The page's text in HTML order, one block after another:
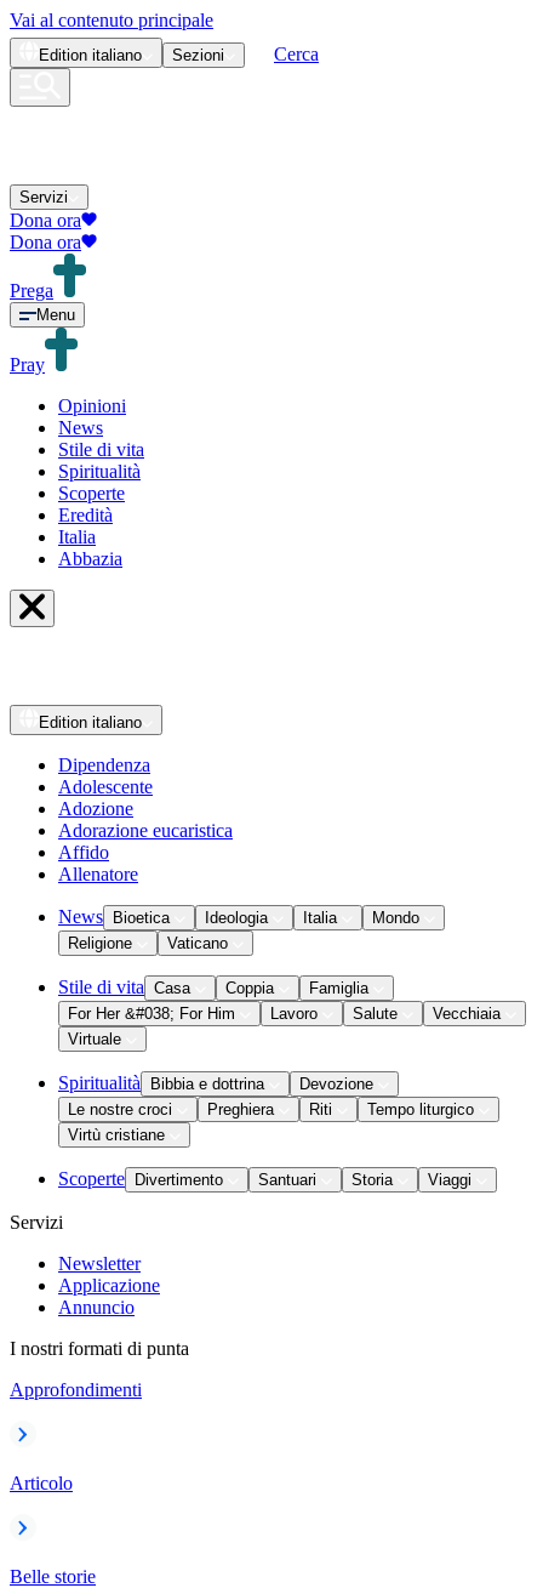
Vai al contenuto principale
Edition italiano Sezioni Cerca
Servizi
Dona ora
Dona ora
Prega
Menu
Pray
Opinioni
News
Stile di vita
Spiritualità
Scoperte
Eredità
Italia
Abbazia
Edition italiano
Dipendenza
Adolescente
Adozione
Adorazione eucaristica
Affido
Allenatore
News Bioetica Ideologia Italia
Mondo
Religione
Vaticano
Stile di vita Casa Coppia
Famiglia
For Her &#038; For Him
Lavoro Salute
Vecchiaia
Virtuale
Spiritualità Bibbia e dottrina
Devozione
Le nostre croci
Preghiera Riti
Tempo liturgico
Virtù cristiane
Scoperte Divertimento Santuari Storia Viaggi
Servizi
Newsletter
Applicazione
Annuncio
I nostri formati di punta
Approfondimenti
Articolo
Belle storie